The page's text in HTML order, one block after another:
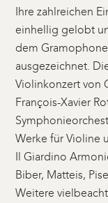
Ihre zahlreichen
einhellig gelobt
dem
ausgezeichnet.
Violinkonzert von
François-Xavier
Werke für Violine
Il Giardino
Biber, Matteis,
Weitere